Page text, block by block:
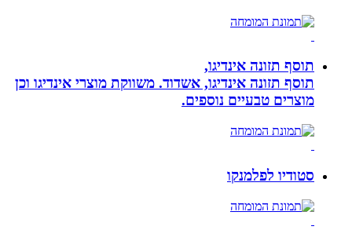
תוסף תזונה אינדיגו,
תוסף תזונה אינדיגו, אשדוד. משווקת מוצרי אינדיגו וכן
מוצרים טבעיים נוספים.
סטודיו לפלמנקו